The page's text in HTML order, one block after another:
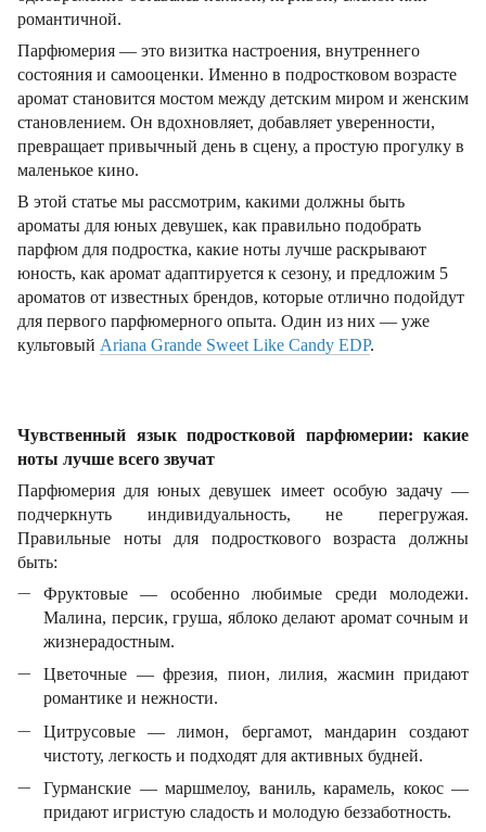
романтичной.
Парфюмерия — это визитка настроения, внутреннего
состояния и самооценки. Именно в подростковом возрасте
аромат становится мостом между детским миром и женским
становлением. Он вдохновляет, добавляет уверенности,
превращает привычный день в сцену, а простую прогулку в
маленькое кино.
В этой статье мы рассмотрим, какими должны быть
ароматы для юных девушек, как правильно подобрать
парфюм для подростка, какие ноты лучше раскрывают
юность, как аромат адаптируется к сезону, и предложим 5
ароматов от известных брендов, которые отлично подойдут
для первого парфюмерного опыта. Один из них — уже
культовый Ariana Grande Sweet Like Candy EDP.
Чувственный язык подростковой парфюмерии: какие
ноты лучше всего звучат
Парфюмерия для юных девушек имеет особую задачу —
подчеркнуть индивидуальность, не перегружая.
Правильные ноты для подросткового возраста должны
быть:
Фруктовые — особенно любимые среди молодежи.
Малина, персик, груша, яблоко делают аромат сочным и
жизнерадостным.
Цветочные — фрезия, пион, лилия, жасмин придают
романтике и нежности.
Цитрусовые — лимон, бергамот, мандарин создают
чистоту, легкость и подходят для активных будней.
Гурманские — маршмелоу, ваниль, карамель, кокос —
придают игристую сладость и молодую беззаботность.